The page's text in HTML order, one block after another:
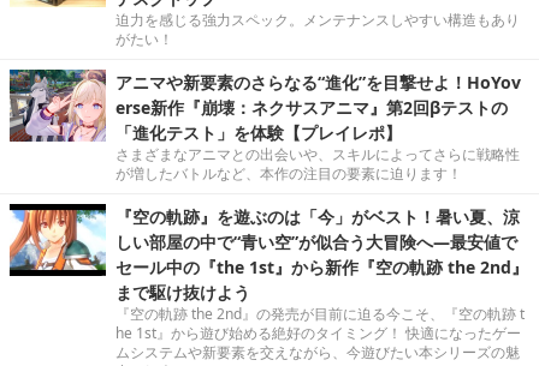
迫力を感じる強力スペック。メンテナンスしやすい構造もあり
がたい！
アニマや新要素のさらなる“進化”を目撃せよ！HoYov
erse新作『崩壊：ネクサスアニマ』第2回βテストの
「進化テスト」を体験【プレイレポ】
さまざまなアニマとの出会いや、スキルによってさらに戦略性
が増したバトルなど、本作の注目の要素に迫ります！
『空の軌跡』を遊ぶのは「今」がベスト！暑い夏、涼
しい部屋の中で“青い空”が似合う大冒険へ―最安値で
セール中の『the 1st』から新作『空の軌跡 the 2nd』
まで駆け抜けよう
『空の軌跡 the 2nd』の発売が目前に迫る今こそ、『空の軌跡 t
he 1st』から遊び始める絶好のタイミング！ 快適になったゲー
ムシステムや新要素を交えながら、今遊びたい本シリーズの魅